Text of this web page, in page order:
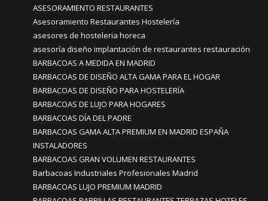
ASESORAMIENTO RESTAURANTES
Asesoramiento Restaurantes Hostelería
asesores de hosteleria horeca
asesoría diseño implantación de restaurantes restauración
BARBACOAS A MEDIDA EN MADRID
BARBACOAS DE DISEÑO ALTA GAMA PARA EL HOGAR
BARBACOAS DE DISEÑO PARA HOSTELERÍA
BARBACOAS DE LUJO PARA HOGARES
BARBACOAS DÍA DEL PADRE
BARBACOAS GAMA ALTA PREMIUM EN MADRID ESPAÑA
INSTALADORES
BARBACOAS GRAN VOLUMEN RESTAURANTES
Barbacoas Industriales Profesionales Madrid
BARBACOAS LUJO PREMIUM MADRID